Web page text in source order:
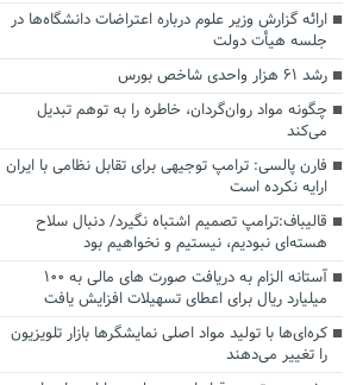
ارائه گزارش وزیر علوم درباره اعتراضات دانشگاه‌ها در
جلسه هیأت دولت
رشد ۶۱ هزار واحدی شاخص بورس
چگونه مواد روان‌گردان، خاطره را به توهم تبدیل
می‌کند
فارن پالسی: ترامپ توجیهی برای تقابل نظامی با ایران
ارایه نکرده است
قالیباف:ترامپ تصمیم اشتباه نگیرد/ دنبال سلاح
هسته‌ای نبودیم، نیستیم و نخواهیم بود
آستانه الزام به دریافت صورت های مالی به ۱۰۰
میلیارد ریال برای اعطای تسهیلات افزایش یافت
کره‌ای‌ها با تولید مواد اصلی نمایشگرها بازار تلویزیون
را تغییر می‌دهند